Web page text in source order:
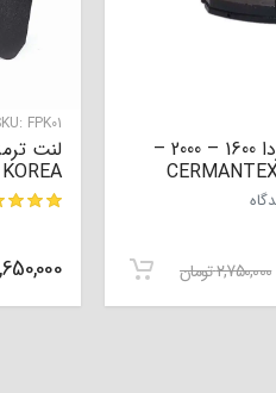
لنت ترمز جلو مزدا 1600 – 2000 –
2,750,000تومان
FPK01
KOREA